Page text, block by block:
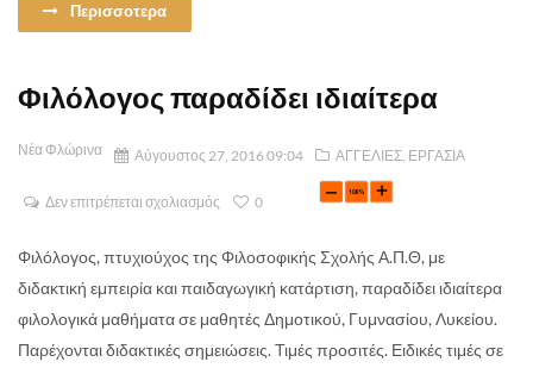
Περισσοτερα
Φιλόλογος παραδίδει ιδιαίτερα
Νέα Φλώρινα Αύγουστος 27, 2016 09:04 ΑΓΓΕΛΙΕΣ ΕΡΓΑΣΙΑ
Δεν επιτρέπεται σχολιασμός 0
Φιλόλογος, πτυχιούχος της Φιλοσοφικής Σχολής Α.Π.Θ, με
διδακτική εμπειρία και παιδαγωγική κατάρτιση, παραδίδει ιδιαίτερα
φιλολογικά μαθήματα σε μαθητές Δημοτικού, Γυμνασίου, Λυκείου.
Παρέχονται διδακτικές σημειώσεις. Τιμές προσιτές. Ειδικές τιμές σε